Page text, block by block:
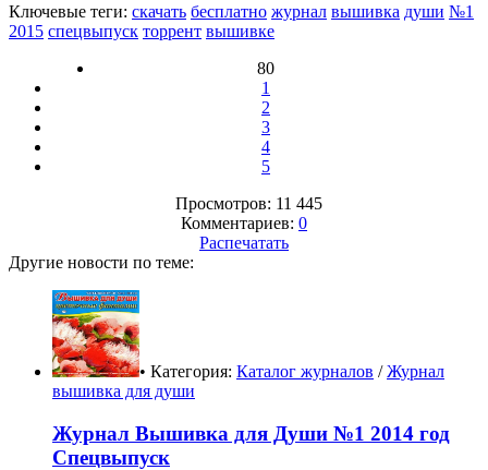
Ключевые теги: скачать бесплатно журнал вышивка души №1
2015 спецвыпуск торрент вышивке
80
1
2
3
4
5
Просмотров: 11 445
Комментариев: 0
Распечатать
Другие новости по теме:
• Категория: Каталог журналов /Журнал
вышивка для души
Журнал Вышивка для Души №1 2014 год
Спецвыпуск